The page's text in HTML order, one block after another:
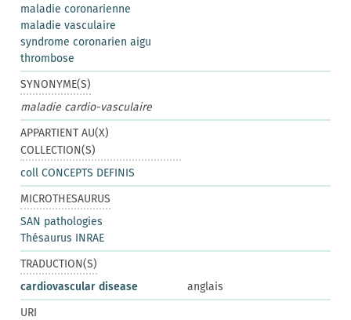
maladie coronarienne
maladie vasculaire
syndrome coronarien aigu
thrombose
SYNONYME(S)
maladie cardio-vasculaire
APPARTIENT AU(X)
COLLECTION(S)
coll CONCEPTS DEFINIS
MICROTHESAURUS
SAN pathologies
Thésaurus INRAE
TRADUCTION(S)
cardiovascular disease
anglais
URI